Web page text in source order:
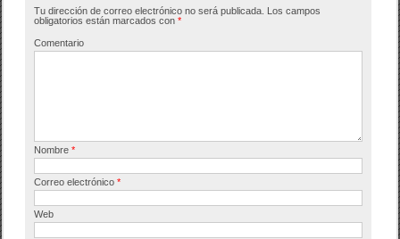
Tu dirección de correo electrónico no será publicada. Los campos
obligatorios están marcados con*
Comentario
Nombre*
Correo electrónico*
Web